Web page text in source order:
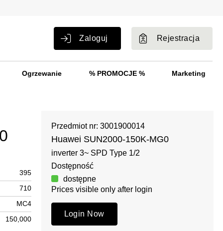
Zaloguj Rejestracja
Ogrzewanie % PROMOCJE % Marketing
395
710
MC4
150,000
Przedmiot nr: 3001900014
Huawei SUN2000-150K-MG0
inverter 3~ SPD Type 1/2
Dostępność
dostępne
Prices visible only after login
Login Now